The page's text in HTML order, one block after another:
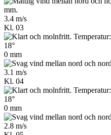
3.4 m/s
Kl. 03
18°
0 mm
3.1 m/s
Kl. 04
18°
0 mm
2.8 m/s